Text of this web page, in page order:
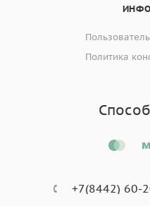
Политика
+7(8442) 60-